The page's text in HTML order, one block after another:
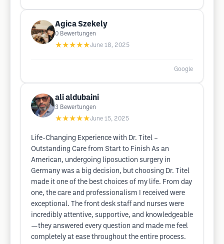
Agica Szekely
0 Bewertungen
★★★★★June 18, 2025
Google
ali aldubaini
3 Bewertungen
★★★★★June 15, 2025
Life-Changing Experience with Dr. Titel –
Outstanding Care from Start to Finish As an
American, undergoing liposuction surgery in
Germany was a big decision, but choosing Dr. Titel
made it one of the best choices of my life. From day
one, the care and professionalism I received were
exceptional. The front desk staff and nurses were
incredibly attentive, supportive, and knowledgeable
—they answered every question and made me feel
completely at ease throughout the entire process.